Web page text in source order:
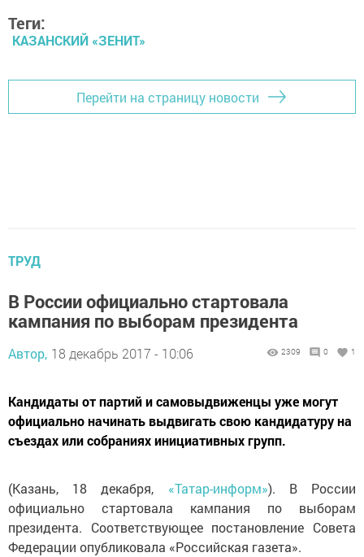
Теги:
КАЗАНСКИЙ «ЗЕНИТ»
Перейти на страницу новости
ТРУД
В России официально стартовала
кампания по выборам президента
Автор, 18 декабрь 2017 - 10:06 2309 0 1
Кандидаты от партий и самовыдвиженцы уже могут
официально начинать выдвигать свою кандидатуру на
съездах или собраниях инициативных групп.
(Казань, 18 декабря, «Татар-информ»). В России
официально стартовала кампания по выборам
президента. Соответствующее постановление Совета
Федерации опубликовала «Российская газета».